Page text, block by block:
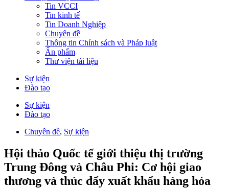
Tin VCCI
Tin kinh tế
Tin Doanh Nghiệp
Chuyên đề
Thông tin Chính sách và Pháp luật
Ấn phẩm
Thư viện tài liệu
Sự kiện
Đào tạo
Sự kiện
Đào tạo
Chuyên đề, Sự kiện
Hội thảo Quốc tế giới thiệu thị trường
Trung Đông và Châu Phi: Cơ hội giao
thương và thúc đẩy xuất khẩu hàng hóa